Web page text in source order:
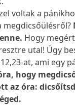
voltak a
megdicsőülésről?
Hogy
utal! Úgy
at, ami egy
hogy
az óra: